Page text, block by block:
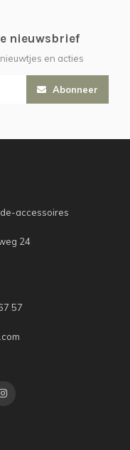
nieuwsbrief
en acties
Abonneer
accessoires
24
57